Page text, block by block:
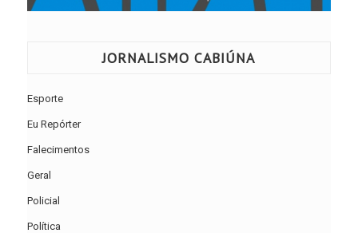
JORNALISMO CABIÚNA
Esporte
Eu Repórter
Falecimentos
Geral
Policial
Política